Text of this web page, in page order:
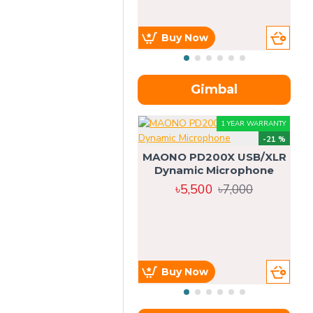
Buy Now
Gimbal
1 YEAR WARRANTY
-21 %
MAONO PD200X USB/XLR
Dynamic Microphone
৳5,500 ৳7,000
Buy Now